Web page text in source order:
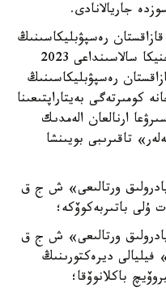
جاريالانادى.
رەسپۋبليكاسىنىڭ
ءال-فارابي اتىنداعى عىلىم مەن تەحنيكا سالاسىنداعى 2023
رەسپۋبليكاسىنىڭ
كومىرتەگى بەيتاراپتىعىنا
ارنالعان الەمدىك
تاقىرىبى بويىنشا
ورتالىعى» ش ج ق
ۇلى باتىربەكوۆكە؛
ورتالىعى» ش ج ق
ديرەكتورىنىڭ
باكلانوۆقا؛